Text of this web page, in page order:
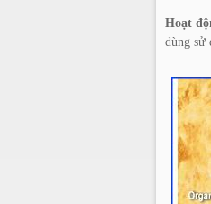
Hoạt
dùng sử